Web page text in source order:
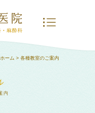
ホーム > 各種教室のご案内